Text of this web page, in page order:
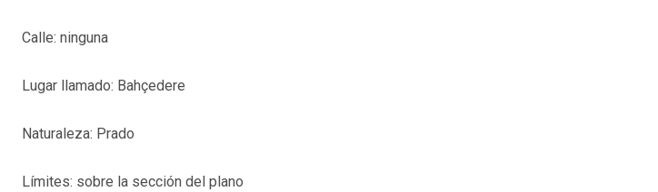
Calle: ninguna
Lugar llamado: Bahçedere
Naturaleza: Prado
Límites: sobre la sección del plano